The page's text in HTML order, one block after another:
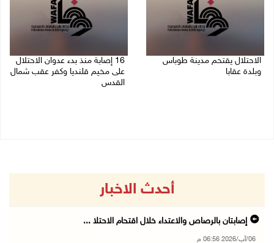
الاحتلال يقتحم مدينة طوباس
وبلدة عقابا
16 إصابة منذ بدء عدوان الاحتلال
على مخيم قلنديا وكفر عقب شمال
القدس
أحدث الاخبار
إصابتان بالرصاص والاعتداء خلال اقتحام الاحتلا ...
06/آب/2026 06:56 م